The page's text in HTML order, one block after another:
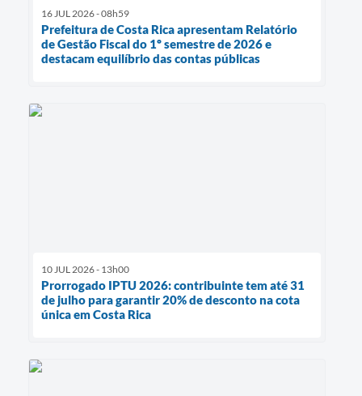
16 JUL 2026 - 08h59
Prefeitura de Costa Rica apresentam Relatório
de Gestão Fiscal do 1º semestre de 2026 e
destacam equilíbrio das contas públicas
10 JUL 2026 - 13h00
Prorrogado IPTU 2026: contribuinte tem até 31
de julho para garantir 20% de desconto na cota
única em Costa Rica